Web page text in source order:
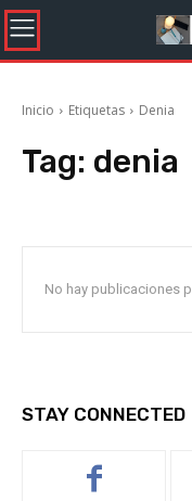
Inicio Etiquetas Denia
Tag: denia
No hay publicaciones
STAY CONNECTED